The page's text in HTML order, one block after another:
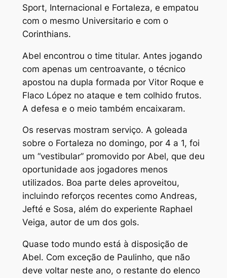
Sport, Internacional e Fortaleza, e empatou
com o mesmo Universitario e com o
Corinthians.
Abel encontrou o time titular. Antes jogando
com apenas um centroavante, o técnico
apostou na dupla formada por Vitor Roque e
Flaco López no ataque e tem colhido frutos.
A defesa e o meio também encaixaram.
Os reservas mostram serviço. A goleada
sobre o Fortaleza no domingo, por 4 a 1, foi
um “vestibular” promovido por Abel, que deu
oportunidade aos jogadores menos
utilizados. Boa parte deles aproveitou,
incluindo reforços recentes como Andreas,
Jefté e Sosa, além do experiente Raphael
Veiga, autor de um dos gols.
Quase todo mundo está à disposição de
Abel. Com exceção de Paulinho, que não
deve voltar neste ano, o restante do elenco